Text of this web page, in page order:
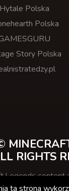
Hytale Polska
Polska
Story Polska
RIGHTS
Legends content
of Mojang
ta strona